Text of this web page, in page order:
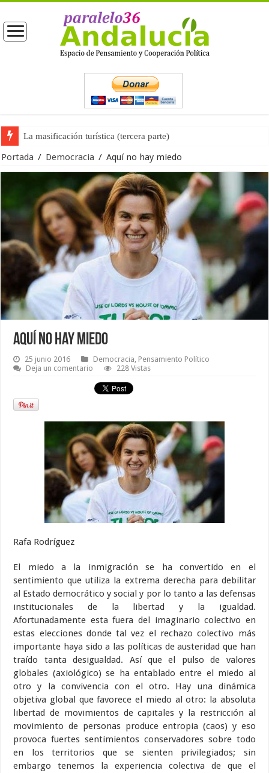
La masificación turística (tercera parte)
La opinión pública ante las próximas elecciones generales
Portada / Democracia / Aquí no hay miedo
Aquí no hay miedo
25 junio 2016 Democracia, Pensamiento Político
Deja un comentario
228 Vistas
Rafa Rodríguez
El miedo a la inmigración se ha convertido en el
sentimiento que utiliza la extrema derecha para debilitar
al Estado democrático y social y por lo tanto a las defensas
institucionales de la libertad y la igualdad.
Afortunadamente esta fuera del imaginario colectivo en
estas elecciones donde tal vez el rechazo colectivo más
importante haya sido a las políticas de austeridad que han
traído tanta desigualdad. Así que el pulso de valores
globales (axiológico) se ha entablado entre el miedo al
otro y la convivencia con el otro. Hay una dinámica
objetiva global que favorece el miedo al otro: la absoluta
libertad de movimientos de capitales y la restricción al
movimiento de personas produce entropia (caos) y eso
provoca fuertes sentimientos conservadores sobre todo
en los territorios que se sienten privilegiados; sin
embargo tenemos la experiencia colectiva de que el